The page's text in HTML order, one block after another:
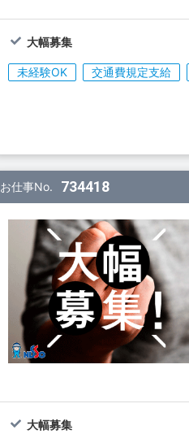
大幅募集
未経験OK 交通費規定支給
お仕事No. 734418
大幅募集